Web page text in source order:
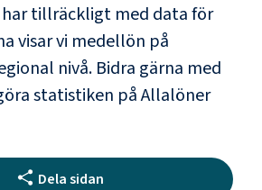
har tillräckligt med data för
visar vi medellön på
nivå. Bidra gärna med
statistiken på Allalöner
Dela sidan